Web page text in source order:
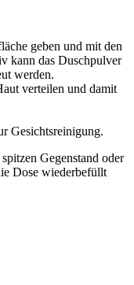
geben und mit den
kann das Duschpulver
werden.
verteilen und damit
Gesichtsreinigung.
Gegenstand oder
Dose wiederbefüllt